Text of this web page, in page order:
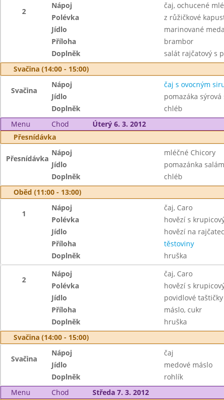
2
Nápoj
čaj, ochucené
Polévka
z růžičkové
Jídlo
marinované
Příloha
brambor
Doplněk
salát rajčatový s
Svačina (14:00 - 15:00)
Svačina
Nápoj
čaj s ovocným
Jídlo
pomazáka
Doplněk
chléb
Menu
Chod
Úterý 6. 3. 2012
Přesnídávka
Přesnídávka
Nápoj
mléčné Chicory
Jídlo
pomazánka
Doplněk
chléb
Oběd (11:00 - 13:00)
1
Nápoj
čaj, Caro
Polévka
hovězí s
Jídlo
hovězí na
Příloha
těstoviny
Doplněk
hruška
2
Nápoj
čaj, Caro
Polévka
hovězí s
Jídlo
povidlové taštičky
Příloha
máslo, cukr
Doplněk
hruška
Svačina (14:00 - 15:00)
Svačina
Nápoj
čaj
Jídlo
medové máslo
Doplněk
rohlík
Menu
Chod
Středa 7. 3. 2012